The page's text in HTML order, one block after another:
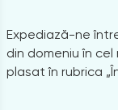
Expediază-ne
din domeniu în
plasat în rubrica